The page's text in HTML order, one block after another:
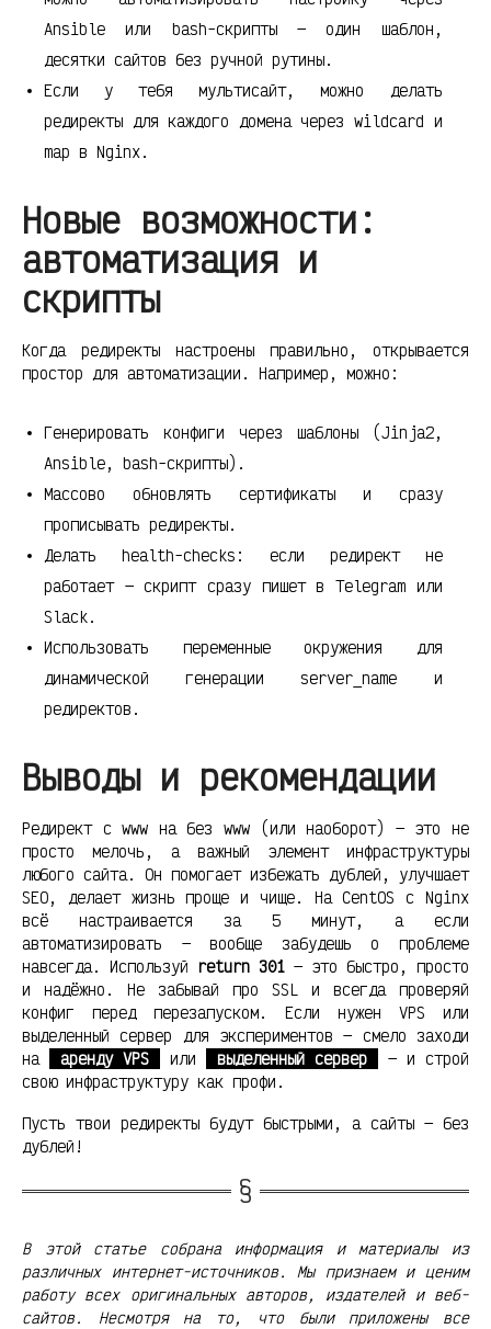
Ansible или bash-скрипты — один шаблон,
десятки сайтов без ручной рутины.
Если у тебя мультисайт, можно делать
редиректы для каждого домена через wildcard и
map в Nginx.
Новые возможности:
автоматизация и
скрипты
Когда редиректы настроены правильно, открывается
простор для автоматизации. Например, можно:
Генерировать конфиги через шаблоны (Jinja2,
Ansible, bash-скрипты).
Массово обновлять сертификаты и сразу
прописывать редиректы.
Делать health-checks: если редирект не
работает — скрипт сразу пишет в Telegram или
Slack.
Использовать переменные окружения для
динамической генерации server_name и
редиректов.
Выводы и рекомендации
Редирект с www на без www (или наоборот) — это не
просто мелочь, а важный элемент инфраструктуры
любого сайта. Он помогает избежать дублей, улучшает
SEO, делает жизнь проще и чище. На CentOS с Nginx
всё настраивается за 5 минут, а если
автоматизировать — вообще забудешь о проблеме
навсегда. Используй return 301 — это быстро, просто
и надёжно. Не забывай про SSL и всегда проверяй
конфиг перед перезапуском. Если нужен VPS или
выделенный сервер для экспериментов — смело заходи
на
аренду VPS или выделенный сервер
— и строй
свою инфраструктуру как профи.
Пусть твои редиректы будут быстрыми, а сайты — без
дублей!
В этой статье собрана информация и материалы из
различных интернет-источников. Мы признаем и ценим
работу всех оригинальных авторов, издателей и веб-
сайтов. Несмотря на то, что были приложены все